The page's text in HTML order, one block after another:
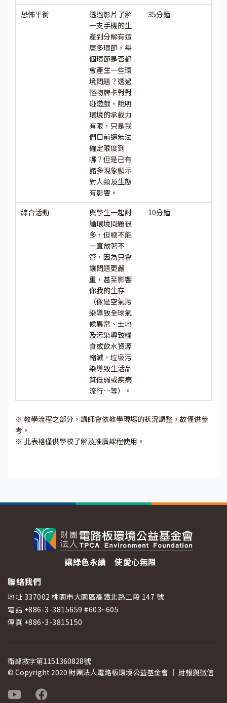
恐怖平衡
透過影片了解
一支手機的生
產到分解有這
麼多環節，每
個環節是否都
會產生一些環
境問題？透過
怪物牌卡對對
碰遊戲，說明
環境的承載力
有限，只是我
們目前還無法
確定限度到
哪？但是已有
諸多現象顯示
對人類及生態
有影響。
35分鐘
綜合活動
與學生一起討
論環境問題很
多，但總不能
一直放著不
管，因為只會
讓問題更嚴
重，甚至影響
你我的生存
（像是空氣污
染導致全球氣
候異常、土地
及污染導致糧
食或飲水資源
縮減、垃圾污
染導致生活品
質低弱或疾病
流行…等）。
10分鐘
※ 教學流程之部分，講師會依教學現場的狀況調整，故僅供參
考。
※ 此表格僅供學校了解及推廣課程使用。
讓綠色永續 使愛心無限
聯絡我們
地址 337002 桃園市大園區高鐵北路二段 147 號
電話 +886-3-3815659 #603~605
傳真 +886-3-3815150
衛部救字第1151360828號
© Copyright 2020 財團法人電路板環境公益基金會 ｜ 財報與徵信